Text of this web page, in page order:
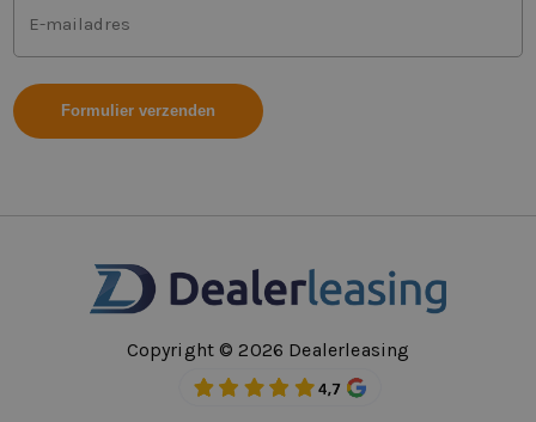
(Vereist)
Copyright © 2026 Dealerleasing